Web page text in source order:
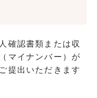
確認書類または収
マイナンバー）が
提出いただきます